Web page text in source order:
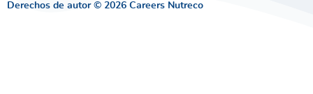
Derechos de autor © 2026 Careers Nutreco